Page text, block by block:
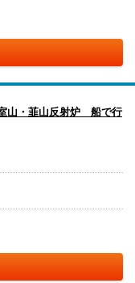
山・韮山反射炉 船で行